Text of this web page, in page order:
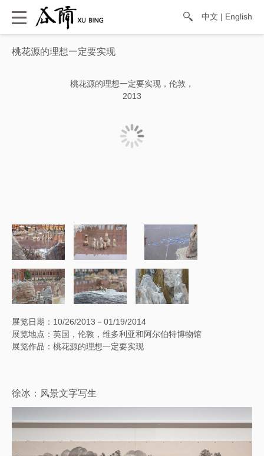
中文 | English
桃花源的理想一定要实现
桃花源的理想一定要实现，伦敦，
2013
展览日期：10/26/2013－01/19/2014
展览地点：英国，伦敦，维多利亚和阿尔伯特博物馆
展览作品：桃花源的理想一定要实现
徐冰：风景文字写生